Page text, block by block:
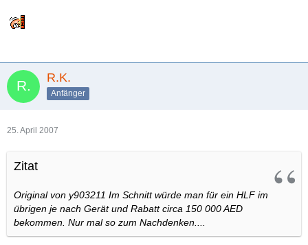
R.K.
Anfänger
25. April 2007
Zitat
Original von y903211 Im Schnitt würde man für ein HLF im
übrigen je nach Gerät und Rabatt circa 150 000 AED
bekommen. Nur mal so zum Nachdenken....